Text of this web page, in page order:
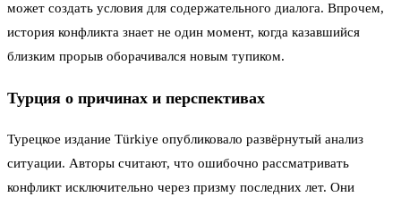
может создать условия для содержательного диалога. Впрочем,
история конфликта знает не один момент, когда казавшийся
близким прорыв оборачивался новым тупиком.
Турция о причинах и перспективах
Турецкое издание Türkiye опубликовало развёрнутый анализ
ситуации. Авторы считают, что ошибочно рассматривать
конфликт исключительно через призму последних лет. Они